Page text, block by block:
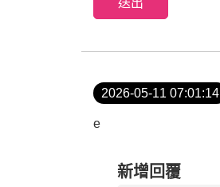
送出
2026-05-11 07:01:14
e
新增回覆